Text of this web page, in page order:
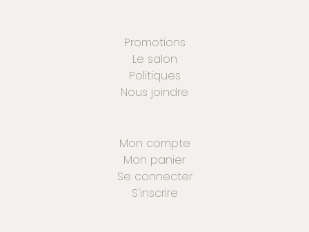
Promotions
Le salon
Politiques
Nous joindre
Mon compte
Mon panier
Se connecter
S'inscrire